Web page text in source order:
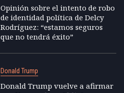
Opinión sobre el intento de robo
de identidad política de Delcy
Rodríguez: “estamos seguros
que no tendrá éxito”
Donald Trump
Donald Trump vuelve a afirmar